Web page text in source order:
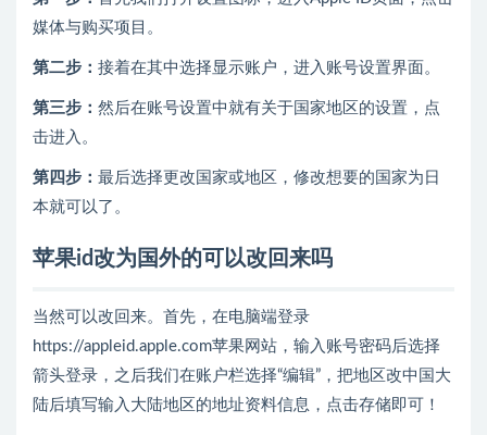
媒体与购买项目。
第二步： 接着在其中选择显示账户，进入账号设置界面。
第三步： 然后在账号设置中就有关于国家地区的设置，点
击进入。
第四步： 最后选择更改国家或地区，修改想要的国家为日
本就可以了。
苹果id改为国外的可以改回来吗
当然可以改回来。首先，在电脑端登录
https://appleid.apple.com苹果网站，输入账号密码后选择
箭头登录，之后我们在账户栏选择“编辑”，把地区改中国大
陆后填写输入大陆地区的地址资料信息，点击存储即可！